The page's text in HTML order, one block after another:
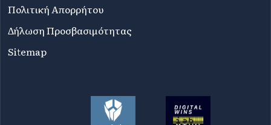
Πολιτική Απορρήτου
Δήλωση Προσβασιμότητας
Sitemap